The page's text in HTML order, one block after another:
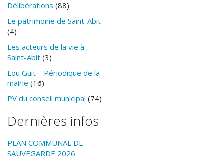
Délibérations (88)
Le patrimoine de Saint-Abit
(4)
Les acteurs de la vie à
Saint-Abit (3)
Lou Guit – Périodique de la
mairie (16)
PV du conseil municipal (74)
Dernières infos
PLAN COMMUNAL DE
SAUVEGARDE 2026